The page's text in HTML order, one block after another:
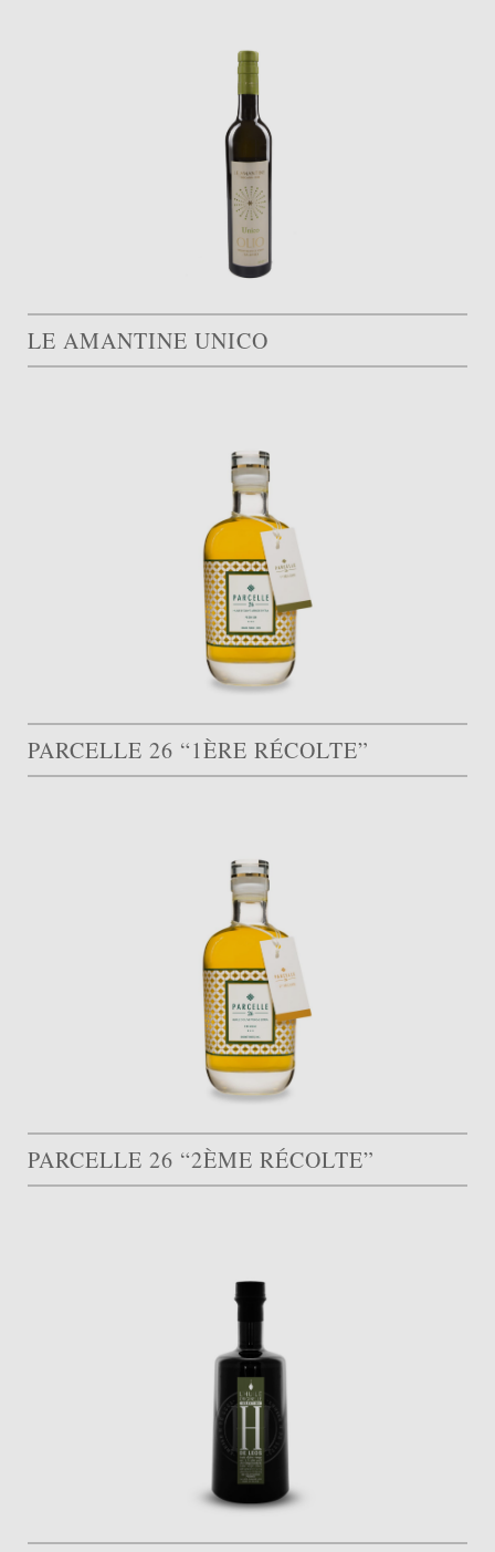
LE AMANTINE UNICO
PARCELLE 26 “1ÈRE RÉCOLTE”
PARCELLE 26 “2ÈME RÉCOLTE”